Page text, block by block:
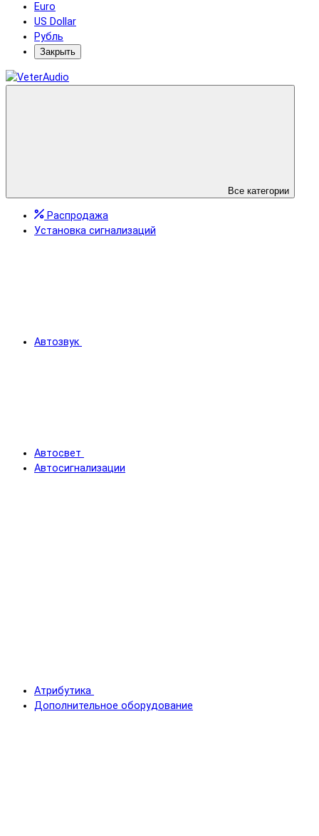
Euro
US Dollar
Рубль
Закрыть
Все категории
Распродажа
Установка сигнализаций
Автозвук
Автосвет
Автосигнализации
Атрибутика
Дополнительное оборудование